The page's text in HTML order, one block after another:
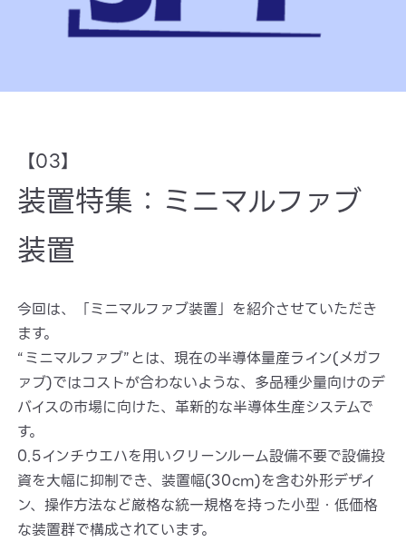
【03】
装置特集：ミニマルファブ
装置
今回は、「ミニマルファブ装置」を紹介させていただき
ます。
“ミニマルファブ”とは、現在の半導体量産ライン(メガフ
ァブ)ではコストが合わないような、多品種少量向けのデ
バイスの市場に向けた、革新的な半導体生産システムで
す。
0.5インチウエハを用いクリーンルーム設備不要で設備投
資を大幅に抑制でき、装置幅(30cm)を含む外形デザイ
ン、操作方法など厳格な統一規格を持った小型・低価格
な装置群で構成されています。